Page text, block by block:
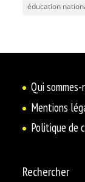
éducation
Qui sommes-
Mentions
Politique de
Rechercher